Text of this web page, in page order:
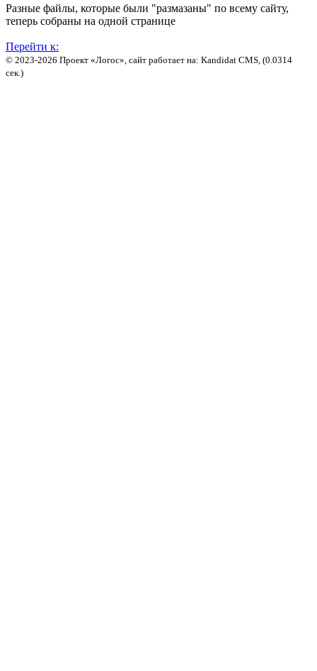
Разные файлы, которые были "размазаны" по всему сайту,
теперь собраны на одной странице
Перейти к:
© 2023-2026 Проект «Логос», сайт работает на: Kandidat CMS, (0.0314
сек.)